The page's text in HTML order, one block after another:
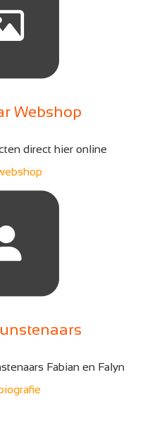
Webshop
direct hier online
Fabian en Falyn